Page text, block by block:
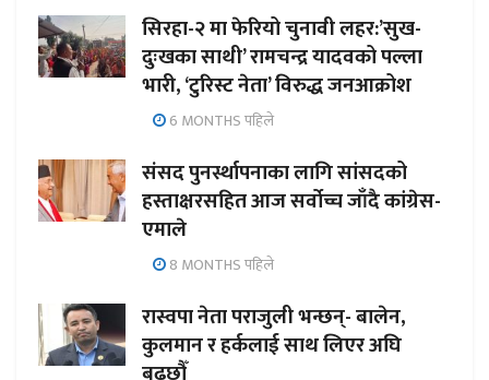
सिरहा-२ मा फेरियो चुनावी लहर:’सुख-
दुःखका साथी’ रामचन्द्र यादवको पल्ला
भारी, ‘टुरिस्ट नेता’ विरुद्ध जनआक्रोश
6 MONTHS पहिले
संसद पुनर्स्थापनाका लागि सांसदको
हस्ताक्षरसहित आज सर्वोच्च जाँदै कांग्रेस-
एमाले
8 MONTHS पहिले
रास्वपा नेता पराजुली भन्छन्- बालेन,
कुलमान र हर्कलाई साथ लिएर अघि